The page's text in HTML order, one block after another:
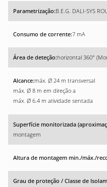
B.E.G. DALI-SYS
7 mA
horizontal 360°
máx. Ø 24 m transversal
máx. Ø 8 m em direção a
máx. Ø 6.4 m atividade sentada
montagem